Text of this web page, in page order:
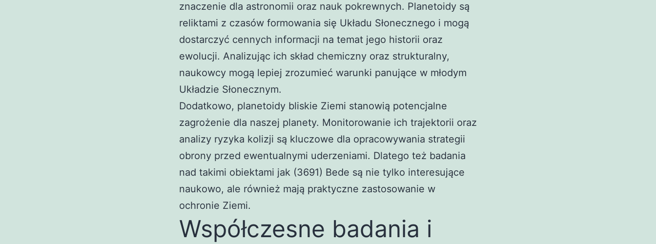
znaczenie dla astronomii oraz nauk pokrewnych. Planetoidy są
reliktami z czasów formowania się Układu Słonecznego i mogą
dostarczyć cennych informacji na temat jego historii oraz
ewolucji. Analizując ich skład chemiczny oraz strukturalny,
naukowcy mogą lepiej zrozumieć warunki panujące w młodym
Układzie Słonecznym.
Dodatkowo, planetoidy bliskie Ziemi stanowią potencjalne
zagrożenie dla naszej planety. Monitorowanie ich trajektorii oraz
analizy ryzyka kolizji są kluczowe dla opracowywania strategii
obrony przed ewentualnymi uderzeniami. Dlatego też badania
nad takimi obiektami jak (3691) Bede są nie tylko interesujące
naukowo, ale również mają praktyczne zastosowanie w
ochronie Ziemi.
Współczesne badania i